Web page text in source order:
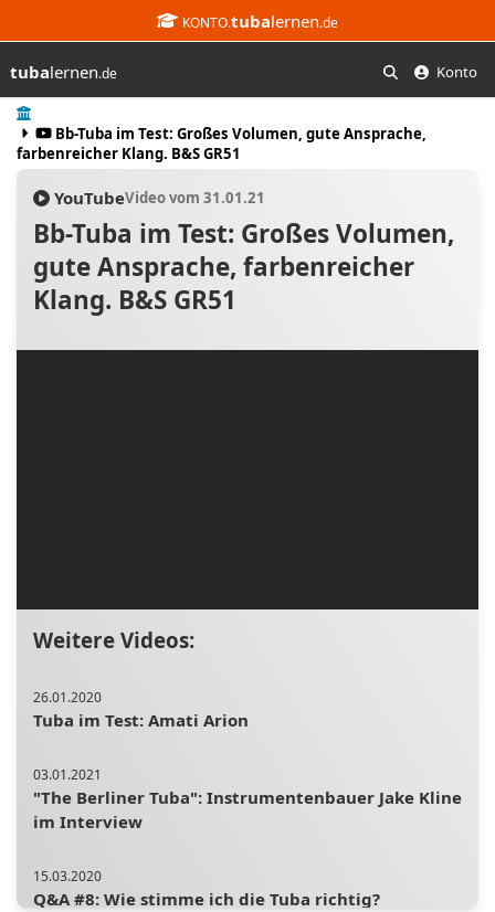
KONTO.tubalernen.de
tubalernen.de Konto
Start
Bb-Tuba im Test: Großes Volumen, gute Ansprache,
farbenreicher Klang. B&S GR51
YouTubeVideo vom 31.01.21
Bb-Tuba im Test: Großes Volumen,
gute Ansprache, farbenreicher
Klang. B&S GR51
Weitere Videos:
26.01.2020
Tuba im Test: Amati Arion
03.01.2021
"The Berliner Tuba": Instrumentenbauer Jake Kline
im Interview
15.03.2020
Q&A #8: Wie stimme ich die Tuba richtig?